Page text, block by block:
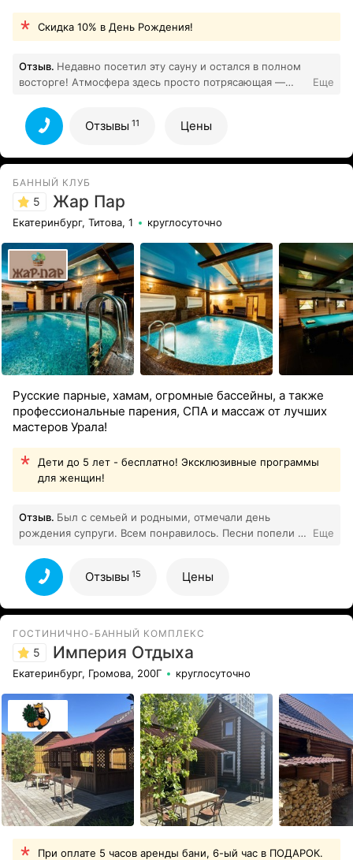
Скидка 10% в День Рождения!
Отзыв. Недавно посетил эту сауну и остался в полном
восторге! Атмосфера здесь просто потрясающая —
стильная. Чистота и порядок на высшем уровне, что
сразу создаёт приятное впечатление.
Еще
Отзывы 11 Цены
БАННЫЙ КЛУБ
5 Жар Пар
Екатеринбург, Титова, 1 круглосуточно
Русские парные, хамам, огромные бассейны, а также
профессиональные парения, СПА и массаж от лучших
мастеров Урала!
Дети до 5 лет - бесплатно! Эксклюзивные программы
для женщин!
Отзыв. Был с семьей и родными, отмечали день
рождения супруги. Всем понравилось. Песни попели и
бассейне. Все чисто красиво доступно хороший
ремонт!
Все отзывы15
Еще
Отзывы 15 Цены
ГОСТИНИЧНО-БАННЫЙ КОМПЛЕКС
5 Империя Отдыха
Екатеринбург, Громова, 200Г круглосуточно
При оплате 5 часов аренды бани, 6-ый час в ПОДАРОК.